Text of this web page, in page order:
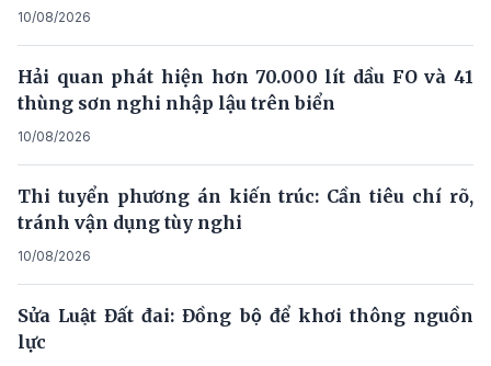
10/08/2026
Hải quan phát hiện hơn 70.000 lít dầu FO và 41
thùng sơn nghi nhập lậu trên biển
10/08/2026
Thi tuyển phương án kiến trúc: Cần tiêu chí rõ,
tránh vận dụng tùy nghi
10/08/2026
Sửa Luật Đất đai: Đồng bộ để khơi thông nguồn
lực